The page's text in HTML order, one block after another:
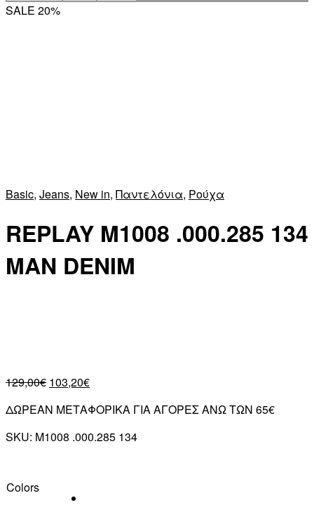
SALE 20%
Basic, Jeans, New in, Παντελόνια, Ρούχα
REPLAY M1008 .000.285 134
MAN DENIM
129,00€ 103,20€
ΔΩΡΕΑΝ ΜΕΤΑΦΟΡΙΚΑ ΓΙΑ ΑΓΟΡΕΣ ΑΝΩ ΤΩΝ 65€
SKU: M1008 .000.285 134
Colors